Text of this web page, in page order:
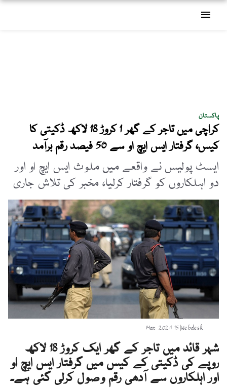
menu
پاکستان
کراچی میں تاجر کے گھر 1 کروڑ 18 لاکھ ڈکیتی کا
کیس، گرفتار ایس ایچ او سے 50 فیصد رقم برآمد
ایسٹ پولیس نے واقعے میں ملوث ایس ایچ او اور
دو اہلکاروں کو گرفتار کرلیا، مخبر کی تلاش جاری
Webdesk
|
15 Mar 2024
شہر قائد میں تاجر کے گھر ایک کروڑ 18 لاکھ
روپے کی ڈکیتی کے کیس میں گرفتار ایس ایچ او
اور اہلکاروں سے آدھی رقم وصول کرلی گئی ہے۔